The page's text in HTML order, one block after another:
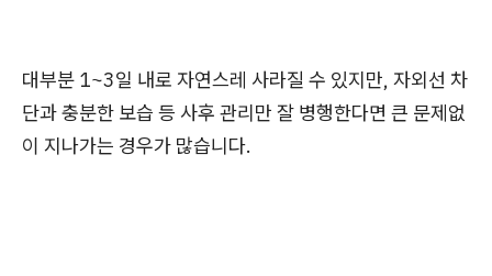
대부분 1~3일 내로 자연스레 사라질 수 있지만, 자외선 차
단과 충분한 보습 등 사후 관리만 잘 병행한다면 큰 문제없
이 지나가는 경우가 많습니다.